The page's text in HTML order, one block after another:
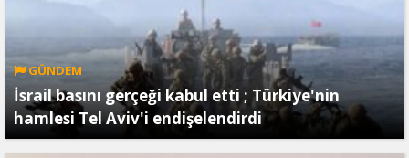
GÜNDEM
İsrail basını gerçeği kabul etti ; Türkiye'nin
hamlesi Tel Aviv'i endişelendirdi